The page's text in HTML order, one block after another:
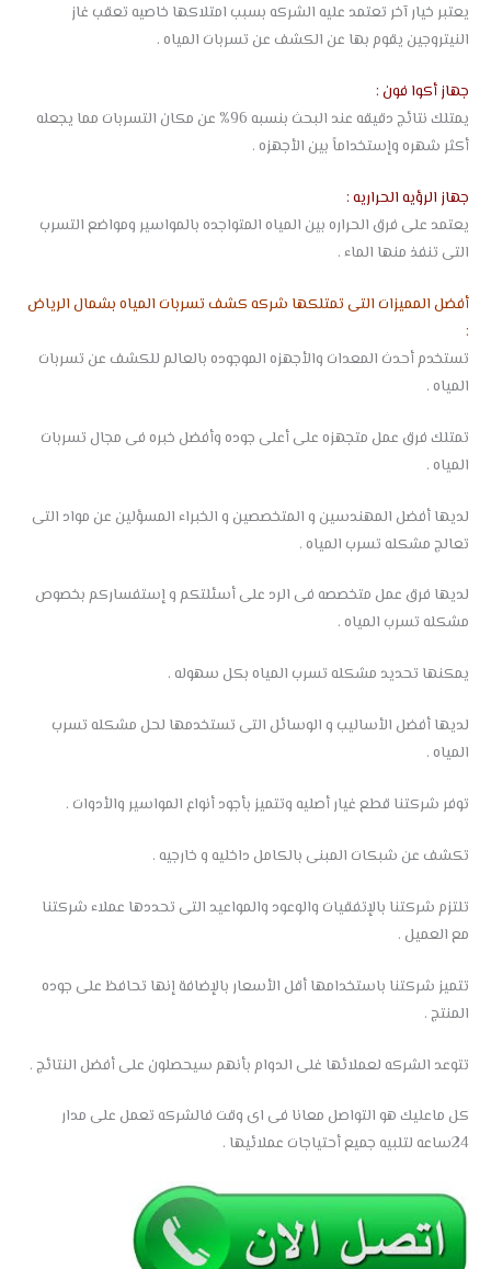
يعتبر خيار آخر تعتمد عليه الشركه بسبب امتلاكها خاصيه تعقب غاز
النيتروجين يقوم بها عن الكشف عن تسربات المياه .
جهاز أكوا فون :
يمتلك نتائج دقيقه عند البحث بنسبه 96% عن مكان التسربات مما يجعله
أكثر شهره وإستخداماً بين الأجهزه .
جهاز الرؤيه الحراريه :
يعتمد على فرق الحراره بين المياه المتواجده بالمواسير ومواضع التسرب
التى تنفذ منها الماء .
أفضل المميزات التى تمتلكها شركه كشف تسربات المياه بشمال الرياض
:
تستخدم أحدث المعدات والأجهزه الموجوده بالعالم للكشف عن تسربات
المياه .
تمتلك فرق عمل متجهزه على أعلى جوده وأفضل خبره فى مجال تسربات
المياه .
لديها أفضل المهندسين و المتخصصين و الخبراء المسؤلين عن مواد التى
تعالج مشكله تسرب المياه .
لديها فرق عمل متخصصه فى الرد على أسئلتكم و إستفساركم بخصوص
مشكله تسرب المياه .
يمكنها تحديد مشكله تسرب المياه بكل سهوله .
لديها أفضل الأساليب و الوسائل التى تستخدمها لحل مشكله تسرب
المياه .
توفر شركتنا قطع غيار أصليه وتتميز بأجود أنواع المواسير والأدوات .
تكشف عن شبكات المبنى بالكامل داخليه و خارجيه .
تلتزم شركتنا بالإتفقيات والوعود والمواعيد التى تحددها عملاء شركتنا
مع العميل .
تتميز شركتنا باستخدامها أقل الأسعار بالإضافة إنها تحافظ على جوده
المنتج .
تتوعد الشركه لعملائها غلى الدوام بأنهم سيحصلون على أفضل النتائج .
كل ماعليك هو التواصل معانا فى اى وقت فالشركه تعمل على مدار
24ساعه لتلبيه جميع أحتياجات عملائيها .